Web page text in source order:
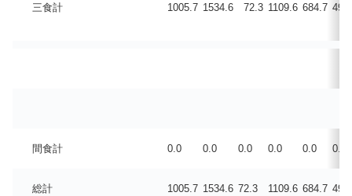
三食計 1005.7 1534.6 72.3 1109.6 684.7 49.8
間食計 0.0 0.0 0.0 0.0 0.0 0.0
総計 1005.7 1534.6 72.3 1109.6 684.7 49.8